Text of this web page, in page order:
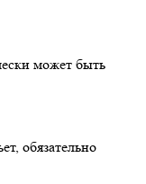
может быть
обязательно